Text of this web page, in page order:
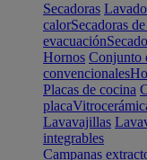
Secadoras
calorSecadoras
evacuación
Hornos Conjunto
convencionales
Placas de cocina
placa
Lavavajillas
integrables
Campanas